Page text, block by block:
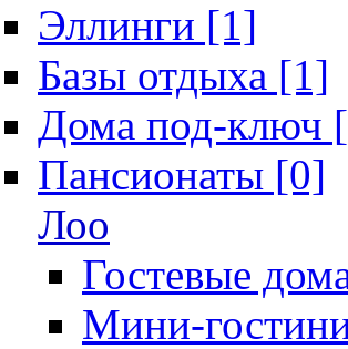
Эллинги [1]
Базы отдыха [1]
Дома под-ключ
Пансионаты [0]
Лоо
Гостевые
Мини-